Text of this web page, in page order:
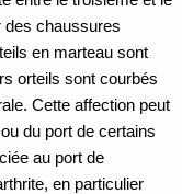
des chaussures
en marteau sont
orteils sont courbés
Cette affection peut
du port de certains
au port de
en particulier